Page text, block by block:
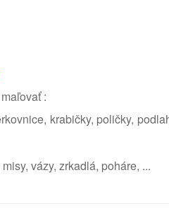
:
krabičky, poličky,
vázy, zrkadlá, poháre, ...